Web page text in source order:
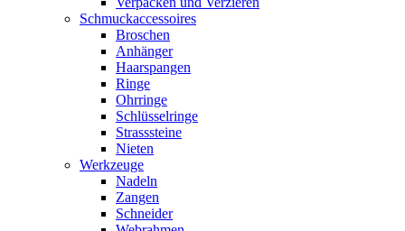
Schmuckaccessoires
Broschen
Anhänger
Haarspangen
Ringe
Ohrringe
Schlüsselringe
Strasssteine
Nieten
Werkzeuge
Nadeln
Zangen
Schneider